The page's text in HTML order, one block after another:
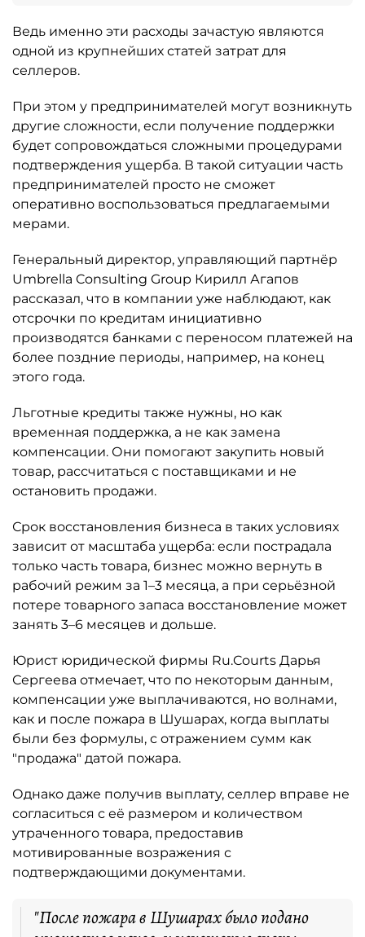
Ведь именно эти расходы зачастую являются
одной из крупнейших статей затрат для
селлеров.
При этом у предпринимателей могут возникнуть
другие сложности, если получение поддержки
будет сопровождаться сложными процедурами
подтверждения ущерба. В такой ситуации часть
предпринимателей просто не сможет
оперативно воспользоваться предлагаемыми
мерами.
Генеральный директор, управляющий партнёр
Umbrella Consulting Group Кирилл Агапов
рассказал, что в компании уже наблюдают, как
отсрочки по кредитам инициативно
производятся банками с переносом платежей на
более поздние периоды, например, на конец
этого года.
Льготные кредиты также нужны, но как
временная поддержка, а не как замена
компенсации. Они помогают закупить новый
товар, рассчитаться с поставщиками и не
остановить продажи.
Срок восстановления бизнеса в таких условиях
зависит от масштаба ущерба: если пострадала
только часть товара, бизнес можно вернуть в
рабочий режим за 1–3 месяца, а при серьёзной
потере товарного запаса восстановление может
занять 3–6 месяцев и дольше.
Юрист юридической фирмы Ru.Courts Дарья
Сергеева отмечает, что по некоторым данным,
компенсации уже выплачиваются, но волнами,
как и после пожара в Шушарах, когда выплаты
были без формулы, с отражением сумм как
"продажа" датой пожара.
Однако даже получив выплату, селлер вправе не
согласиться с её размером и количеством
утраченного товара, предоставив
мотивированные возражения с
подтверждающими документами.
"После пожара в Шушарах было подано